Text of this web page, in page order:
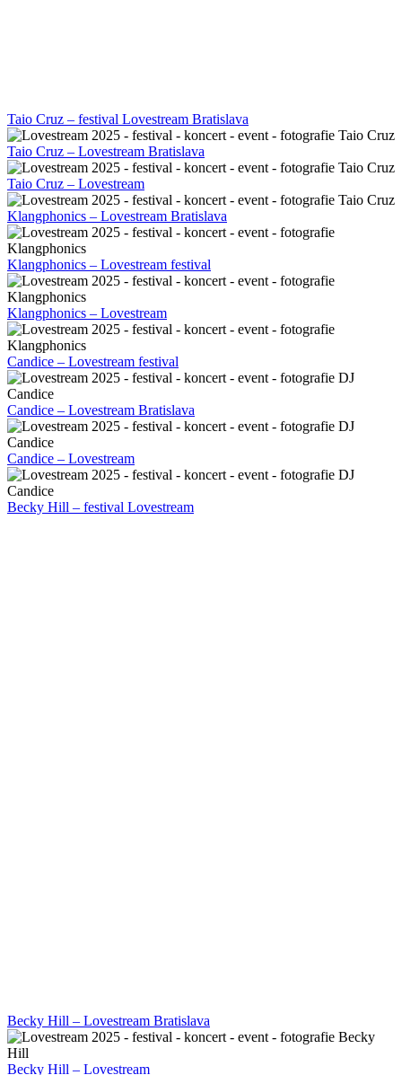
Taio Cruz – festival Lovestream Bratislava
Taio Cruz – Lovestream Bratislava
Taio Cruz – Lovestream
Klangphonics – Lovestream Bratislava
Klangphonics – Lovestream festival
Klangphonics – Lovestream
Candice – Lovestream festival
Candice – Lovestream Bratislava
Candice – Lovestream
Becky Hill – festival Lovestream
Becky Hill – Lovestream Bratislava
Becky Hill – Lovestream